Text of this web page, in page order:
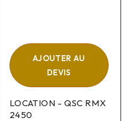
AJOUTER AU
DEVIS
LOCATION - QSC RMX
2450